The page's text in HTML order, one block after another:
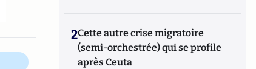
2Cette autre crise migratoire
(semi-orchestrée) qui se profile
après Ceuta